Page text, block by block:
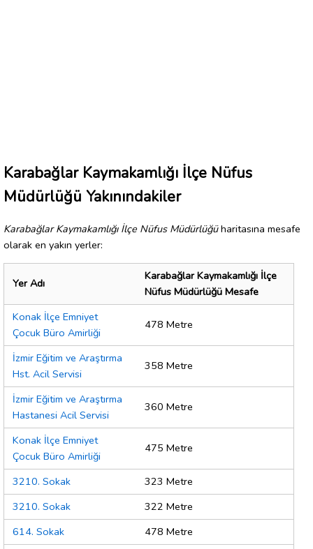
Karabağlar Kaymakamlığı İlçe Nüfus
Müdürlüğü Yakınındakiler
Karabağlar Kaymakamlığı İlçe Nüfus Müdürlüğüharitasına mesafe
olarak en yakın yerler:
Yer Adı
Karabağlar Kaymakamlığı İlçe
Nüfus Müdürlüğü Mesafe
Konak İlçe Emniyet
Çocuk Büro Amirliği
478 Metre
İzmir Eğitim ve Araştırma
Hst. Acil Servisi
358 Metre
İzmir Eğitim ve Araştırma
Hastanesi Acil Servisi
360 Metre
Konak İlçe Emniyet
Çocuk Büro Amirliği
475 Metre
3210. Sokak
323 Metre
3210. Sokak
322 Metre
614. Sokak
478 Metre